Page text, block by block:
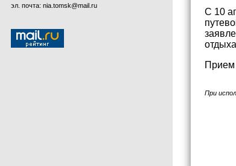
эл. почта: nia.tomsk@mail.ru
С 10
Прием
При